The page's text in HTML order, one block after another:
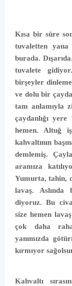
Kısa bir süre
tuvaletten
burada.
tuvalete
birşeyler
ve dolu bir
tam anlamıyla
çaydanlığı
hemen. Altuğ
kahvaltının
demlemiş.
aramıza
Yumurta, tahin,
lavaş.
diyoruz. Bu
size hemen
çok daha
yanımızda
kırmıyor
Kahvaltı